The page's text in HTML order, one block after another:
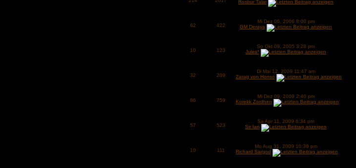
Rosbur Talar
62 422
Mi Dez 06, 2006 8:00 pm
GM Deraya
10 123
So Okt 09, 2005 3:28 pm
Jules*
32 209
Di Mai 12, 2009 11:47 am
Zarag von Honso
86 759
Mi Dez 09, 2009 2:40 pm
Korekk Zordhen
57 523
Sa Apr 11, 2009 6:34 pm
Sir Ian
10 111
Mo Aug 31, 2009 10:39 pm
Richard Sargod